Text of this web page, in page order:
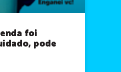
foi
pode